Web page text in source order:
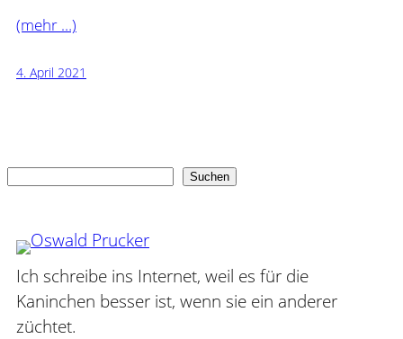
(mehr …)
4. April 2021
Suchen
Ich schreibe ins Internet, weil es für die
Kaninchen besser ist, wenn sie ein anderer
züchtet.